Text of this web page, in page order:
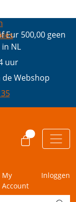
Eur 500,00 geen
NL
uur
Webshop
My
Account
Inloggen